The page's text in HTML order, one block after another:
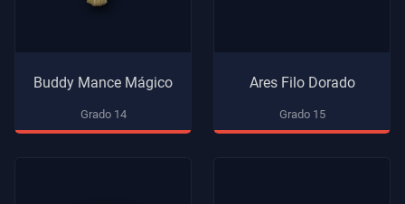
Buddy Mance Mágico
Grado 14
Ares Filo Dorado
Grado 15